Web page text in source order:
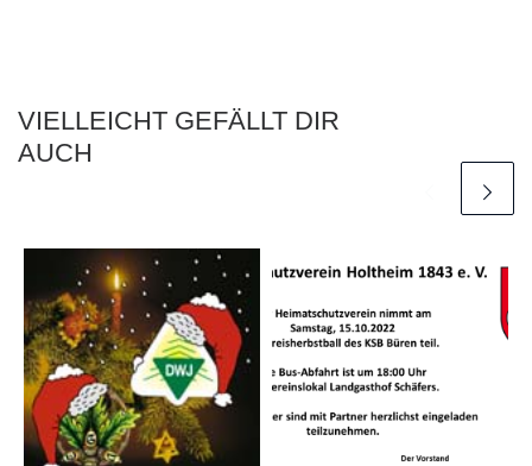
VIELLEICHT GEFÄLLT DIR
AUCH